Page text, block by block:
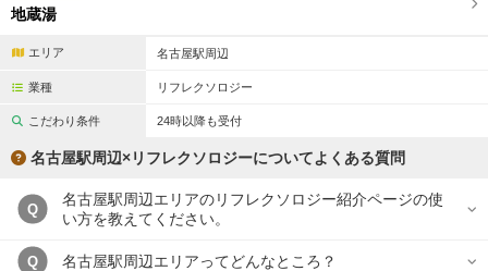
地蔵湯
エリア 名古屋駅周辺
業種 リフレクソロジー
こだわり条件 24時以降も受付
名古屋駅周辺×リフレクソロジーについてよくある質問
Q
名古屋駅周辺エリアのリフレクソロジー紹介ページの使
い方を教えてください。
Q 名古屋駅周辺エリアってどんなところ？